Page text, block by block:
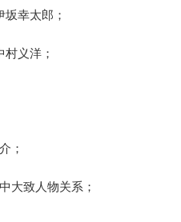
幸太郎；
义洋；
；
大致人物关系；